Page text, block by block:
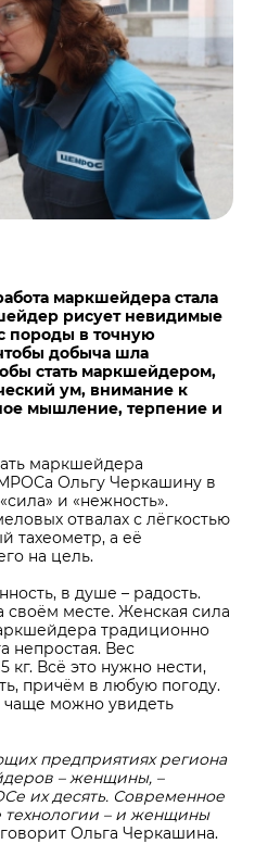
маркшейдера стала
рисует невидимые
породы в точную
добыча шла
стать маркшейдером,
ум, внимание к
мышление, терпение и
маркшейдера
Ольгу Черкашину в
и «нежность».
отвалах с лёгкостью
тахеометр, а её
на цель.
в душе – радость.
своём месте. Женская сила
традиционно
непростая. Вес
кг. Всё это нужно нести,
причём в любую погоду.
чаще можно увидеть
предприятиях региона
– женщины, –
их десять. Современное
– и женщины
Ольга Черкашина.
активов
закупок
отрасли